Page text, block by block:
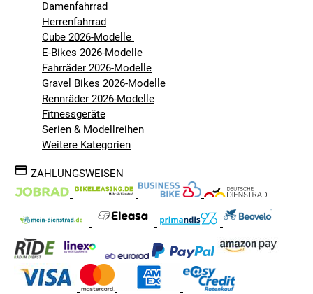
Damenfahrrad
Herrenfahrrad
Cube 2026-Modelle
E-Bikes 2026-Modelle
Fahrräder 2026-Modelle
Gravel Bikes 2026-Modelle
Rennräder 2026-Modelle
Fitnessgeräte
Serien & Modellreihen
Weitere Kategorien
ZAHLUNGSWEISEN